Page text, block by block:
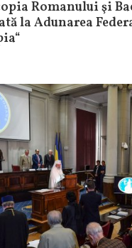
Romanului şi
la Adunarea